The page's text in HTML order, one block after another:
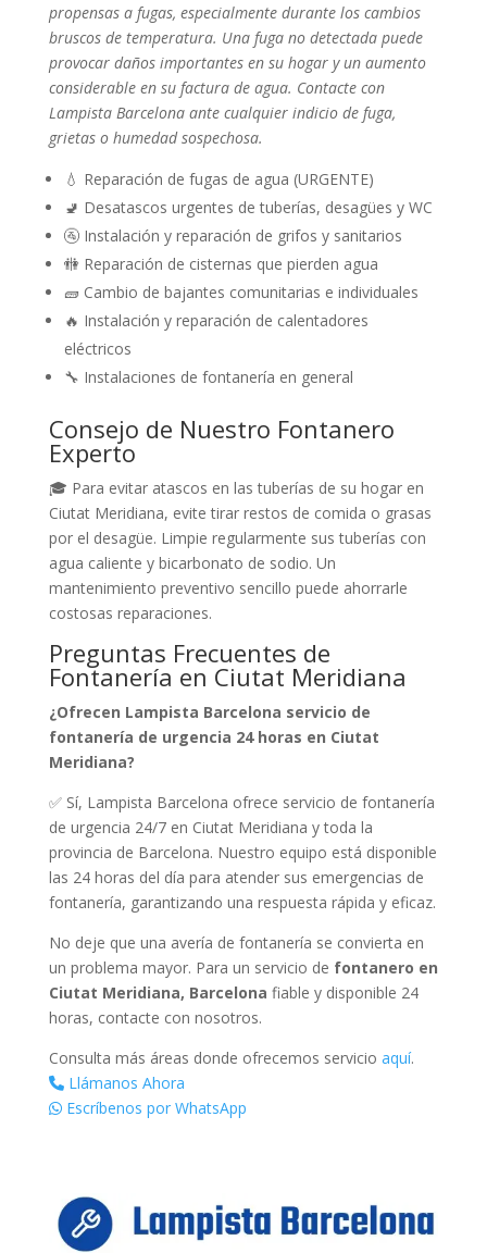
propensas a fugas, especialmente durante los cambios
bruscos de temperatura. Una fuga no detectada puede
provocar daños importantes en su hogar y un aumento
considerable en su factura de agua. Contacte con
Lampista Barcelona ante cualquier indicio de fuga,
grietas o humedad sospechosa.
💧 Reparación de fugas de agua (URGENTE)
🚽 Desatascos urgentes de tuberías, desagües y WC
🚰 Instalación y reparación de grifos y sanitarios
🚻 Reparación de cisternas que pierden agua
🧱 Cambio de bajantes comunitarias e individuales
🔥 Instalación y reparación de calentadores
eléctricos
🔧 Instalaciones de fontanería en general
Consejo de Nuestro Fontanero
Experto
🎓 Para evitar atascos en las tuberías de su hogar en
Ciutat Meridiana, evite tirar restos de comida o grasas
por el desagüe. Limpie regularmente sus tuberías con
agua caliente y bicarbonato de sodio. Un
mantenimiento preventivo sencillo puede ahorrarle
costosas reparaciones.
Preguntas Frecuentes de
Fontanería en Ciutat Meridiana
¿Ofrecen Lampista Barcelona servicio de
fontanería de urgencia 24 horas en Ciutat
Meridiana?
✅ Sí, Lampista Barcelona ofrece servicio de fontanería
de urgencia 24/7 en Ciutat Meridiana y toda la
provincia de Barcelona. Nuestro equipo está disponible
las 24 horas del día para atender sus emergencias de
fontanería, garantizando una respuesta rápida y eficaz.
No deje que una avería de fontanería se convierta en
un problema mayor. Para un servicio de fontanero en
Ciutat Meridiana, Barcelona fiable y disponible 24
horas, contacte con nosotros.
Consulta más áreas donde ofrecemos servicio aquí.
Llámanos Ahora
Escríbenos por WhatsApp